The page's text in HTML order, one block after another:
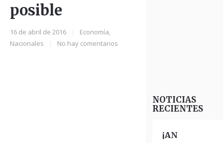
posible
16 de abril de 2016 Economía,
Nacionales
No hay comentarios
NOTICIAS
RECIENTES
¡AN